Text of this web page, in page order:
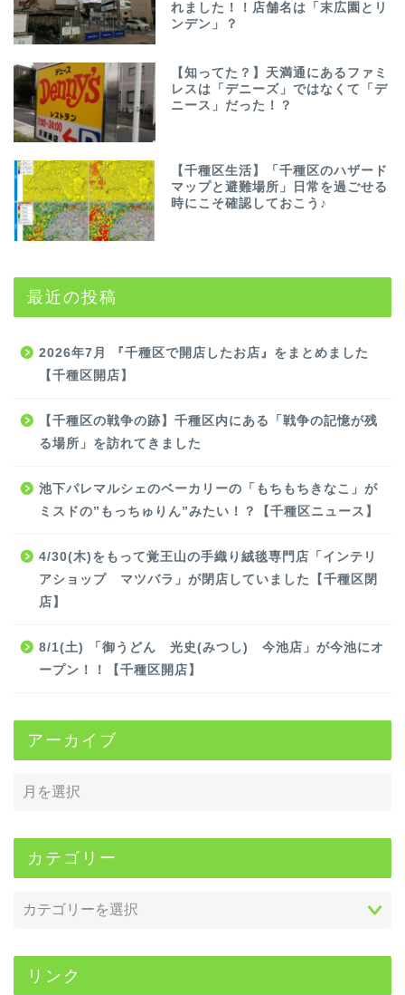
れました！！店舗名は「末広園とリ
ンデン」？
【知ってた？】天満通にあるファミ
レスは「デニーズ」ではなくて「デ
ニース」だった！？
【千種区生活】「千種区のハザード
マップと避難場所」日常を過ごせる
時にこそ確認しておこう♪
最近の投稿
2026年7月 『千種区で開店したお店』をまとめました
【千種区開店】
【千種区の戦争の跡】千種区内にある「戦争の記憶が残
る場所」を訪れてきました
池下パレマルシェのベーカリーの「もちもちきなこ」が
ミスドの”もっちゅりん”みたい！？【千種区ニュース】
4/30(木)をもって覚王山の手織り絨毯専門店「インテリ
アショップ マツバラ」が閉店していました【千種区閉
店】
8/1(土) 「御うどん 光史(みつし) 今池店」が今池にオ
ープン！！【千種区開店】
アーカイブ
カテゴリー
リンク